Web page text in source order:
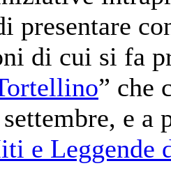
presentare
di cui si fa
” che
e a
e Leggende